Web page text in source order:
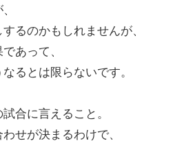
るのかもしれませんが、
あって、
るとは限らないです。
合に言えること。
せが決まるわけで、